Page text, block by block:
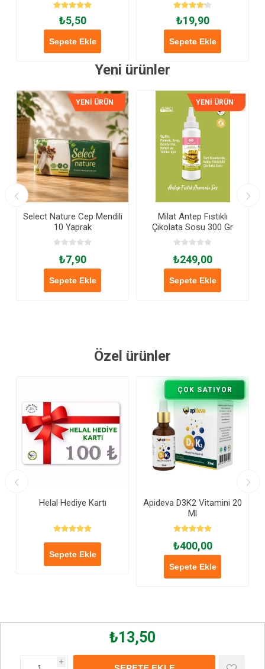
₺13,50
i
₺5,50
Sepete Ekle
₺19,90
Sepete Ekle
Yeni ürünler
YENİ ÜRÜN
Select Nature Cep Mendili
10 Yaprak
₺7,90
Sepete Ekle
YENİ ÜRÜN
Milat Antep Fıstıklı
Çikolata Sosu 300 Gr
₺249,00
Sepete Ekle
Özel ürünler
Helal Hediye Kartı
Sepete Ekle
ÇOK SATIYOR
Apideva D3K2 Vitamini 20
Ml
₺400,00
Sepete Ekle